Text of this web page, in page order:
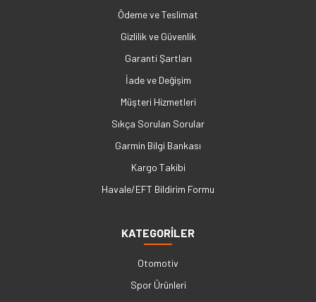
Ödeme ve Teslimat
Gizlilik ve Güvenlik
Garanti Şartları
İade ve Değişim
Müşteri Hizmetleri
Sıkça Sorulan Sorular
Garmin Bilgi Bankası
Kargo Takibi
Havale/EFT Bildirim Formu
KATEGORİLER
Otomotiv
Spor Ürünleri